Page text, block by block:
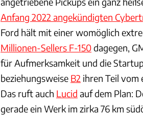
Anfang 2022 angekündigten
Ford hält mit einer womöglich
Millionen-Sellers F-150dagegen,
für Aufmerksamkeit und die
beziehungsweise B2 ihren Teil vom
Das ruft auch Lucid auf dem Plan:
gerade ein Werk im zirka 76 km